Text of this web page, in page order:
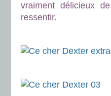
vraiment délicieux
ressentir.